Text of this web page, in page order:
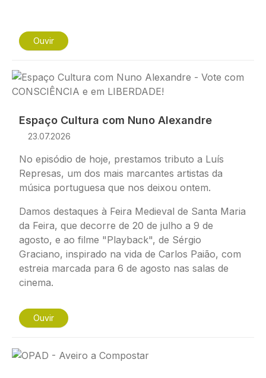
Ouvir
Imagem
Espaço Cultura com Nuno Alexandre
23.07.2026
No episódio de hoje, prestamos tributo a Luís
Represas, um dos mais marcantes artistas da
música portuguesa que nos deixou ontem.
Damos destaques à Feira Medieval de Santa Maria
da Feira, que decorre de 20 de julho a 9 de
agosto, e ao filme "Playback", de Sérgio
Graciano, inspirado na vida de Carlos Paião, com
estreia marcada para 6 de agosto nas salas de
cinema.
Ouvir
Imagem